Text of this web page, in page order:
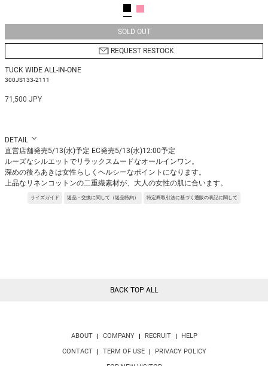
SOLD OUT
REQUEST RESTOCK
TUCK WIDE ALL-IN-ONE
300JS133-2111
71,500 JPY
DETAIL
直営店舗発売5/13(水)予定 EC発売5/13(水)12:00予定
ルーズなシルエットでリラックスムードなオールインワン。
深めの後ろあきは女性らしくヘルシーなポイントになります。
上品なリネンコットンの二重織素材が、大人の女性の肌に合います。
Fabric:綿と麻を交織した高密度ダブルクロス。
サイズガイド 返品・交換に関して（返品特約） 特定商取引法に基づく通販の表記に関して
BACK TOP ALL
ABOUT COMPANY RECRUIT
HELP
CONTACT
TERM OF USE
PRIVACY POLICY